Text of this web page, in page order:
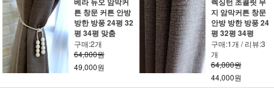
튼 창문 커튼 안방
방한 방풍 24평 32
평 34평 맞춤
구매:2개
64,000원
49,000원
지 암막커튼 창문
안방 방한 방풍 24
평 32평 34평
구매:1개 / 리뷰:3
개
64,000원
44,000원